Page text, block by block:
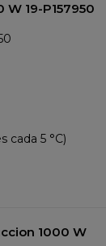
cm 1000 W 19-P157950
cada 5 °C)
1000 W